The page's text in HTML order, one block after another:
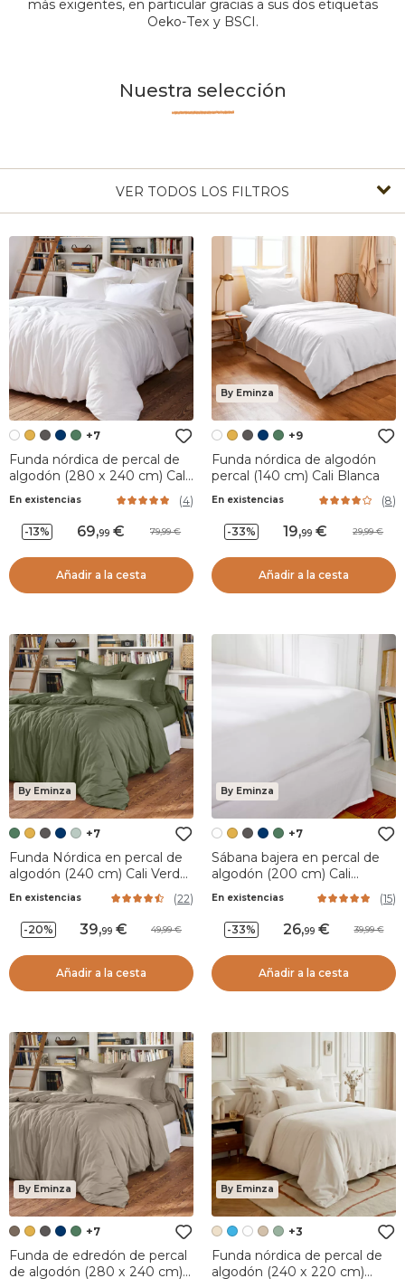
más exigentes, en particular gracias a sus dos etiquetas
Oeko-Tex y BSCI.
Nuestra selección
VER TODOS LOS FILTROS
+7
Funda nórdica de percal de
algodón (280 x 240 cm) Cali
En existencias (4)
-13% 69,99 79,99
Añadir a la cesta
By Eminza
+9
Funda nórdica de algodón
percal (140 cm) Cali Blanca
En existencias (8)
-33% 19,99 29,99
Añadir a la cesta
By Eminza
+7
Funda Nórdica en percal de
algodón (240 cm) Cali Verde
En existencias (22)
-20% 39,99 49,99
Añadir a la cesta
By Eminza
+7
Sábana bajera en percal de
algodón (200 cm) Cali
En existencias (15)
-33% 26,99 39,99
Añadir a la cesta
By Eminza
+7
Funda de edredón de percal
de algodón (280 x 240 cm)
By Eminza
+3
Funda nórdica de percal de
algodón (240 x 220 cm)